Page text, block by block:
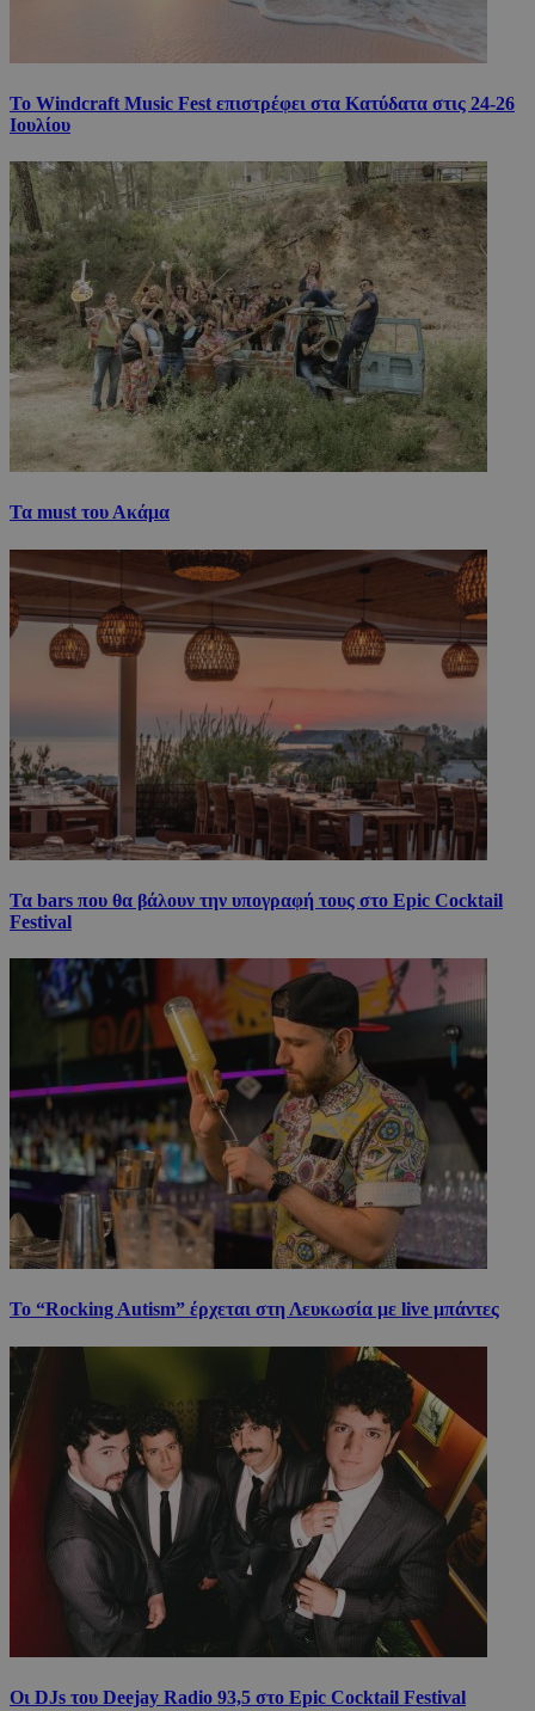
Το Windcraft Music Fest επιστρέφει στα Κατύδατα στις 24-26
Ιουλίου
Τα must του Ακάμα
Τα bars που θα βάλουν την υπογραφή τους στο Epic Cocktail
Festival
Το “Rocking Autism” έρχεται στη Λευκωσία με live μπάντες
Οι DJs του Deejay Radio 93,5 στο Epic Cocktail Festival